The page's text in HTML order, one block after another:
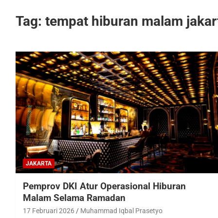
Tag: tempat hiburan malam
JAKARTA
Pemprov DKI Atur Operasional Hiburan
Malam Selama Ramadan
17 Februari 2026 Muhammad Iqbal Prasetyo